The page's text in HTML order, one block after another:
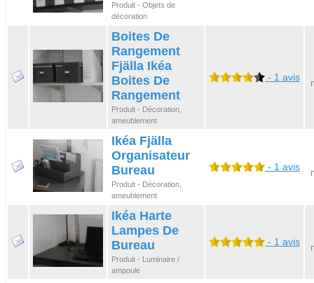
Produit - Objets de
décoration
Boites De
Rangement
Fjälla Ikéa
Boites De
Rangement
Produit - Décoration,
ameublement
- 1 avis
Ikéa Fjälla
Organisateur
Bureau
Produit - Décoration,
ameublement
- 1 avis
Ikéa Harte
Lampes De
Bureau
Produit - Luminaire /
ampoule
- 1 avis